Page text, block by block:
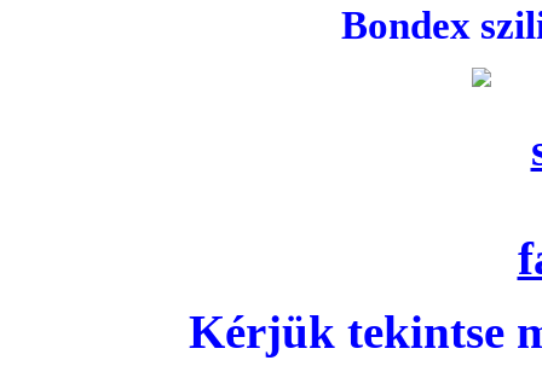
Bondex
Kérjük tekintse